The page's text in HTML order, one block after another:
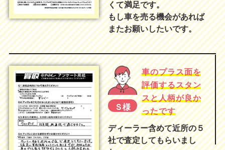
くて満足です。
もし車を売る機会があれば
またお願いしたいです。
Ｓ様
車のプラス面を
評価するスタン
スと人柄が良か
ったです
ディーラー含めて近所の５
社で査定してもらいまし